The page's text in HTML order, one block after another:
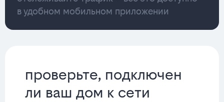
в удобном мобильном приложении
проверьте, подключен
ли ваш дом к сети